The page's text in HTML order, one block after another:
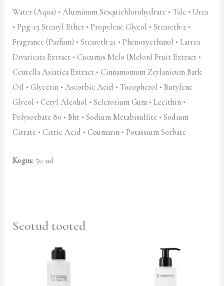
Water (Aqua) • Aluminum Sesquichlorohydrate • Talc • Urea
• Ppg-15 Stearyl Ether • Propylene Glycol • Steareth-2 •
Fragrance (Parfum) • Steareth-21 • Phenoxyethanol • Larrea
Divaricata Extract • Cucumis Melo (Melon) Fruit Extract •
Centella Asiatica Extract • Cinnamomum Zeylanicum Bark
Oil • Glycerin • Ascorbic Acid • Tocopherol • Butylene
Glycol • Cetyl Alcohol • Sclerotium Gum • Lecithin •
Polysorbate 80 • Bht • Sodium Metabisulfite • Sodium
Citrate • Citric Acid • Coumarin • Potassium Sorbate
Kogus: 50 ml
Seotud tooted